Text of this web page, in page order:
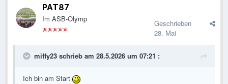
PAT87
Im ASB-Olymp
Geschrieben
28. Mai
miffy23 schrieb am 28.5.2026 um 07:21 :
Ich bin am Start